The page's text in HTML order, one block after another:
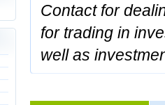
Contact for
for trading in
well as